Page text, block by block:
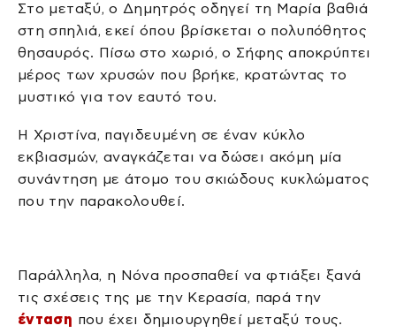
Στο μεταξύ, ο Δημητρός οδηγεί τη Μαρία βαθιά
στη σπηλιά, εκεί όπου βρίσκεται ο πολυπόθητος
θησαυρός. Πίσω στο χωριό, ο Σήφης αποκρύπτει
μέρος των χρυσών που βρήκε, κρατώντας το
μυστικό για τον εαυτό του.
Η Χριστίνα, παγιδευμένη σε έναν κύκλο
εκβιασμών, αναγκάζεται να δώσει ακόμη μία
συνάντηση με άτομο του σκιώδους κυκλώματος
που την παρακολουθεί.
Παράλληλα, η Νόνα προσπαθεί να φτιάξει ξανά
τις σχέσεις της με την Κερασία, παρά την
ένταση που έχει δημιουργηθεί μεταξύ τους.